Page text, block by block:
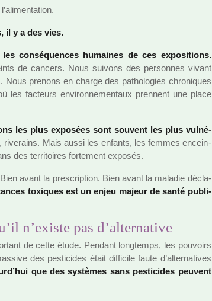
il y a des vies.
consé­quen­ces humai­nes de ces expo­si­tions.
de can­cers. Nous sui­vons des per­son­nes vivant
Nous pre­nons en charge des patho­lo­gies chro­ni­ques
les fac­teurs envi­ron­ne­men­taux pren­nent une place
les plus expo­sées sont sou­vent les plus vul­né­
rive­rains. Mais aussi les enfants, les femmes encein­
des ter­ri­toi­res for­te­ment expo­sés.
avant la pres­crip­tion. Bien avant la mala­die décla­
toxi­ques est un enjeu majeur de santé publi­
n’existe pas d’alternative
de cette étude. Pendant long­temps, les pou­voirs
des pes­ti­ci­des était dif­fi­cile faute d’alter­na­ti­ves
que des sys­tè­mes sans pes­ti­ci­des peu­vent